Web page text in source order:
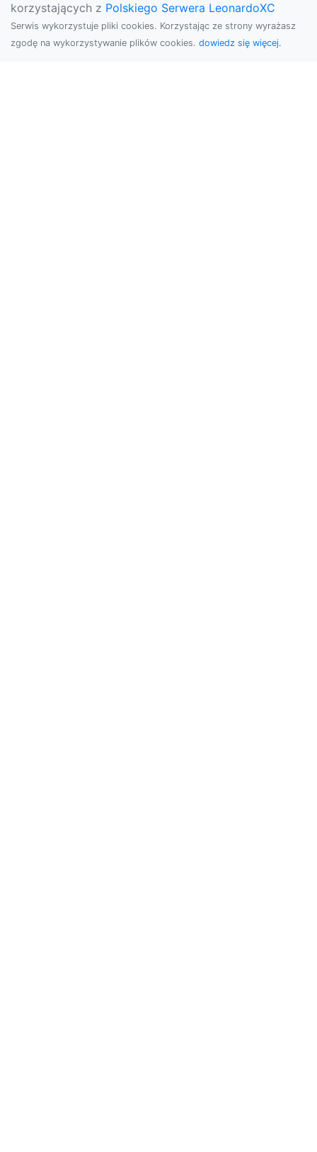
korzystających z Polskiego Serwera LeonardoXC
Serwis wykorzystuje pliki cookies. Korzystając ze strony wyrażasz
zgodę na wykorzystywanie plików cookies. dowiedz się więcej.